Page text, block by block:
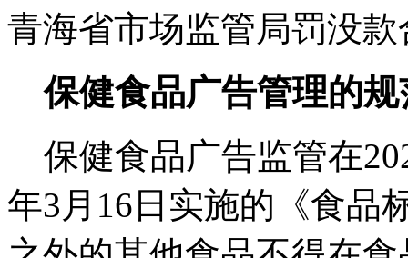
青海省市场监管局罚没款
保健食品广告管理的规
保健食品广告监管在
年3月16日实施的《食品